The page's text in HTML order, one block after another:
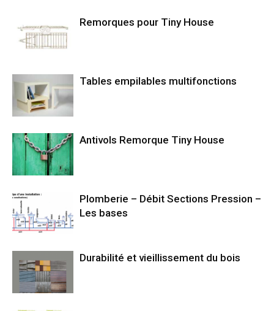
Remorques pour Tiny House
Tables empilables multifonctions
Antivols Remorque Tiny House
Plomberie – Débit Sections Pression –
Les bases
Durabilité et vieillissement du bois